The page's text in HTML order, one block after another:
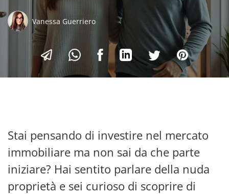
Vanessa Guerriero
Stai pensando di investire nel mercato
immobiliare ma non sai da che parte
iniziare? Hai sentito parlare della nuda
proprietà e sei curioso di scoprire di